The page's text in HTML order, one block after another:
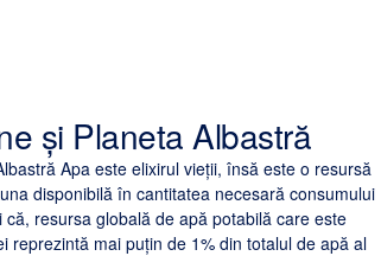
și Planeta Albastră
Apa este elixirul vieții, însă este o resursă
disponibilă în cantitatea necesară consumului
resursa globală de apă potabilă care este
reprezintă mai puțin de 1% din totalul de apă al